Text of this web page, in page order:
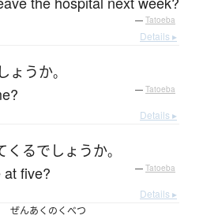
— Tatoeba
Details ▸
ょうか。
— Tatoeba
Details ▸
くるでしょうか。
five? — Tatoeba
Details ▸
ぜんあくのくべつ